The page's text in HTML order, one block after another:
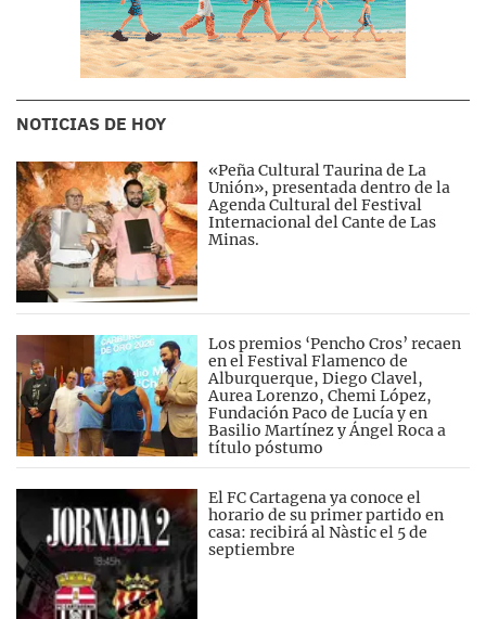
NOTICIAS DE HOY
«Peña Cultural Taurina de La
Unión», presentada dentro de la
Agenda Cultural del Festival
Internacional del Cante de Las
Minas.
Los premios ‘Pencho Cros’ recaen
en el Festival Flamenco de
Alburquerque, Diego Clavel,
Aurea Lorenzo, Chemi López,
Fundación Paco de Lucía y en
Basilio Martínez y Ángel Roca a
título póstumo
El FC Cartagena ya conoce el
horario de su primer partido en
casa: recibirá al Nàstic el 5 de
septiembre